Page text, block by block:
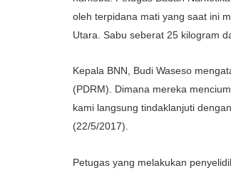
oleh terpidana mati yang saat ini
Utara. Sabu seberat 25 kilogram
Kepala BNN, Budi Waseso
(PDRM). Dimana mereka
kami langsung tindaklanjuti
(22/5/2017).
Petugas yang melakukan